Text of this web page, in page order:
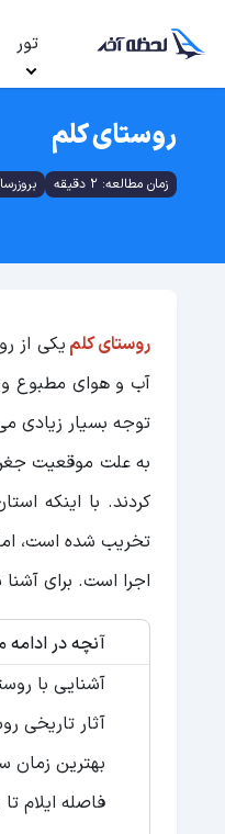
تور
روستای کلم
زمان مطالعه: 2 دقیقه بروزرسانی:
روستای کلم یکی از
آب و هوای مطبوع و
توجه بسیار زیادی
به علت موقعیت
کردند. با اینکه
تخریب شده است،
اجرا است. برای
آنچه در
آشنایی با
آثار تاریخی
بهترین زمان
فاصله ایلام